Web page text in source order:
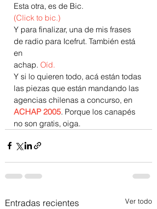
Esta otra, es de Bic.
(Click to bic.)
Y para finalizar, una de mis frases
de radio para Icefrut. También está
en
achap. Oíd.
Y si lo quieren todo, acá están todas
las piezas que están mandando las
agencias chilenas a concurso, en
ACHAP 2005. Porque los canapés
no son gratis, oiga.
Entradas recientes Ver todo